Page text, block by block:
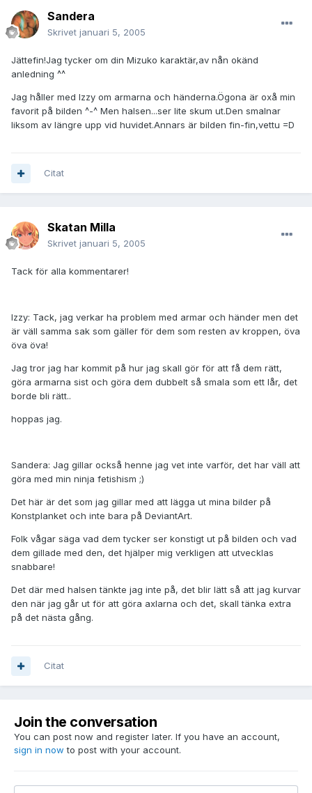
Sandera
Skrivet januari 5, 2005
Jättefin!Jag tycker om din Mizuko karaktär,av nån okänd
anledning ^^
Jag håller med Izzy om armarna och händerna.Ögona är oxå min
favorit på bilden ^-^ Men halsen...ser lite skum ut.Den smalnar
liksom av längre upp vid huvidet.Annars är bilden fin-fin,vettu =D
Citat
Skatan Milla
Skrivet januari 5, 2005
Tack för alla kommentarer!
Izzy: Tack, jag verkar ha problem med armar och händer men det
är väll samma sak som gäller för dem som resten av kroppen, öva
öva öva!
Jag tror jag har kommit på hur jag skall gör för att få dem rätt,
göra armarna sist och göra dem dubbelt så smala som ett lår, det
borde bli rätt..
hoppas jag.
Sandera: Jag gillar också henne jag vet inte varför, det har väll att
göra med min ninja fetishism ;)
Det här är det som jag gillar med att lägga ut mina bilder på
Konstplanket och inte bara på DeviantArt.
Folk vågar säga vad dem tycker ser konstigt ut på bilden och vad
dem gillade med den, det hjälper mig verkligen att utvecklas
snabbare!
Det där med halsen tänkte jag inte på, det blir lätt så att jag kurvar
den när jag går ut för att göra axlarna och det, skall tänka extra
på det nästa gång.
Citat
Join the conversation
You can post now and register later. If you have an account,
sign in now to post with your account.